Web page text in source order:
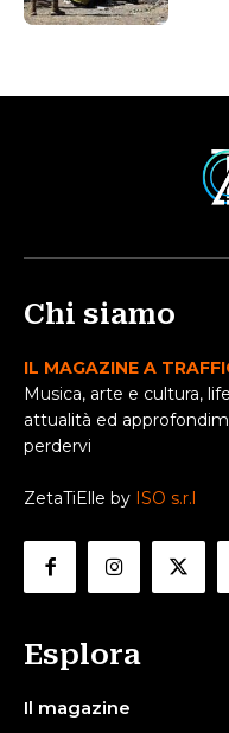
Chi siamo
IL MAGAZINE A
Musica, arte e cultura,
attualità ed
perdervi
ZetaTiElle by ISO s.r.l
Esplora
Il magazine